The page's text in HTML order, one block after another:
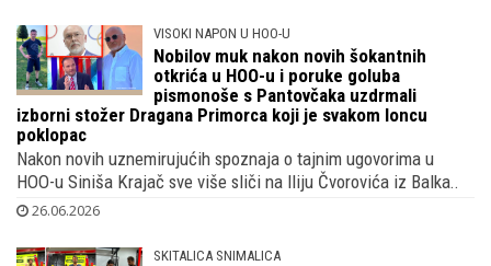
VISOKI NAPON U HOO-U
Nobilov muk nakon novih šokantnih
otkrića u HOO-u i poruke goluba
pismonoše s Pantovčaka uzdrmali
izborni stožer Dragana Primorca koji je svakom loncu
poklopac
Nakon novih uznemirujućih spoznaja o tajnim ugovorima u
HOO-u Siniša Krajač sve više sliči na Iliju Čvorovića iz Balka..
26.06.2026
SKITALICA SNIMALICA